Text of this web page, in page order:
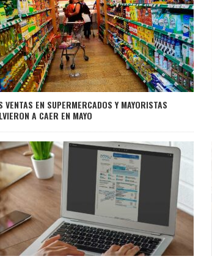
VENTAS EN SUPERMERCADOS Y MAYORISTAS
A CAER EN MAYO